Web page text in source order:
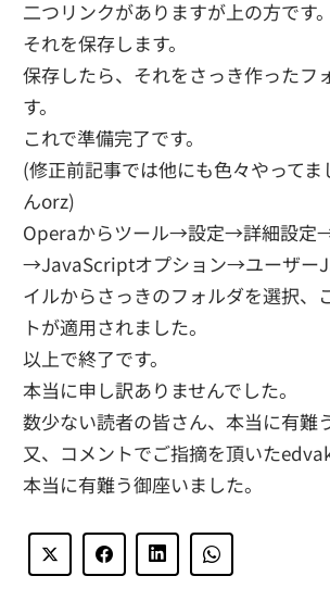
二つリンクがありますが上の方です。
それを保存します。
保存したら、それをさっき作ったフ
す。
これで準備完了です。
(修正前記事では他にも色々やって
んorz)
Operaからツール→設定→詳細設定
→JavaScriptオプション→ユーザー
イルからさっきのフォルダを選択、
トが適用されました。
以上で終了です。
本当に申し訳ありませんでした。
数少ない読者の皆さん、本当に有難
又、コメントでご指摘を頂いた
本当に有難う御座いました。